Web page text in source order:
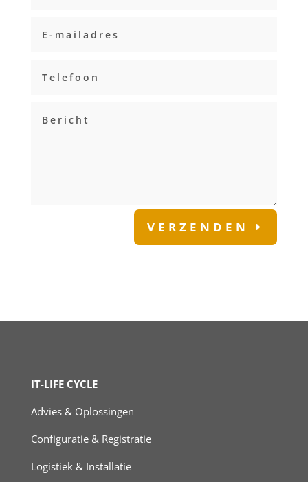
VERZENDEN
IT-LIFE CYCLE
Advies & Oplossingen
Configuratie & Registratie
Logistiek & Installatie